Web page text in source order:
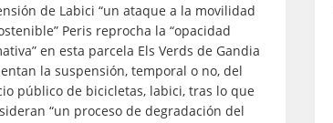
de Labici “un ataque a la movilidad
Peris reprocha la “opacidad
en esta parcela Els Verds de Gandia
la suspensión, temporal o no, del
público de bicicletas, labici, tras lo que
“un proceso de degradación del